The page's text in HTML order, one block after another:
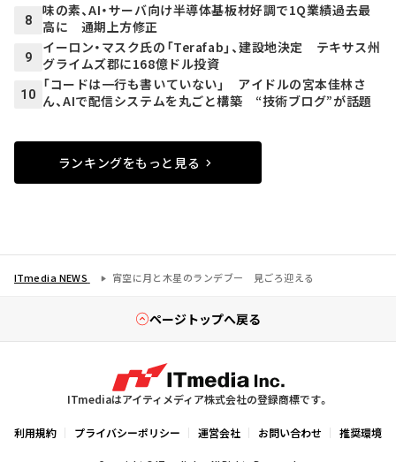
8
味の素、AI・サーバ向け半導体基板材好調で1Q業績過去最
高に 通期上方修正
9
イーロン・マスク氏の「Terafab」、建設地決定 テキサス州
グライムズ郡に168億ドル投資
10
「コードは一行も書いていない」 アイドルの宮本佳林さ
ん、AIで配信システムを丸ごと構築 “技術ブログ”が話題
ランキングをもっと見る
ITmedia NEWS 宵空に月と木星のランデブー 見ごろ迎える
ページトップへ戻る
ITmediaはアイティメディア株式会社の登録商標です。
利用規約 プライバシーポリシー 運営会社 お問い合わせ 推奨環境